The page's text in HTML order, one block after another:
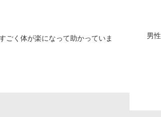
ごく体が楽になって助かっていま
男性